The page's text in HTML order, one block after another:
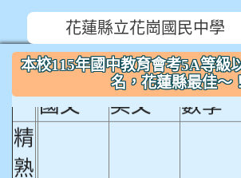
花蓮縣立花崗國民中學
本校115年國中教育會考5A等級
名，花蓮縣最佳～
本校115年國中教育會考
學生共計22名，花蓮縣
國文
英文 數學
精
熟